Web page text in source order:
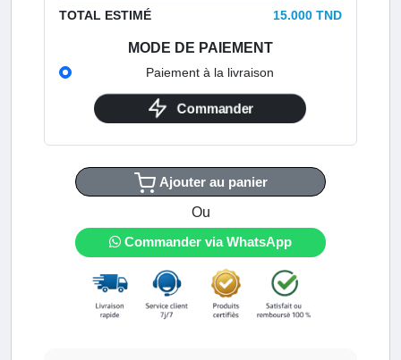
TOTAL ESTIMÉ 15.000 TND
MODE DE PAIEMENT
Paiement à la livraison
Commander
Ajouter au panier
Ou
Commander via WhatsApp